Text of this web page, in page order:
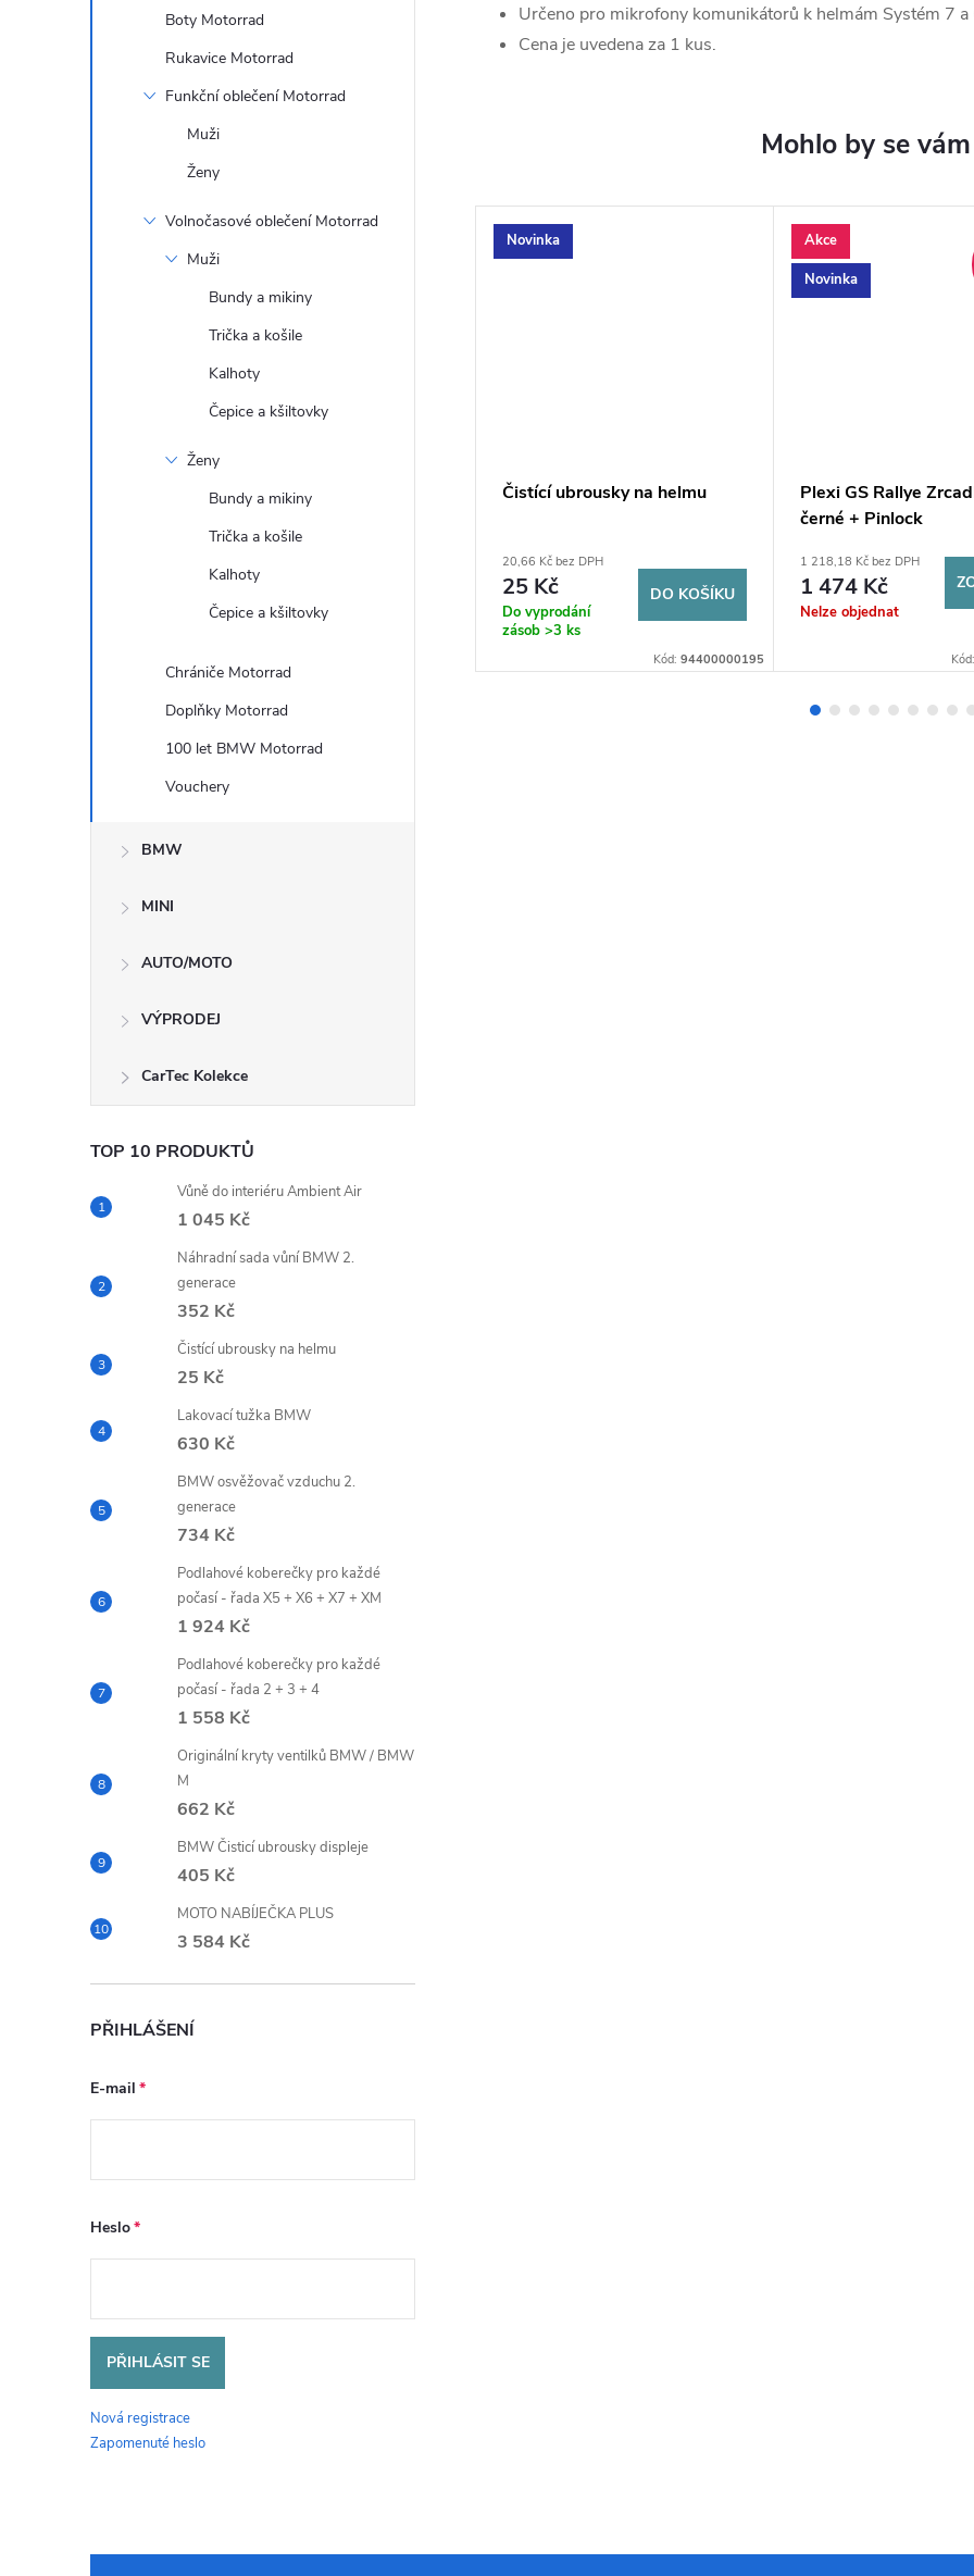
Boty Motorrad
Rukavice Motorrad
Funkční oblečení Motorrad
Muži
Ženy
Volnočasové oblečení Motorrad
Muži
Bundy a mikiny
Trička a košile
Kalhoty
Čepice a kšiltovky
Ženy
Bundy a mikiny
Trička a košile
Kalhoty
Čepice a kšiltovky
Chrániče Motorrad
Doplňky Motorrad
100 let BMW Motorrad
Vouchery
BMW
MINI
AUTO/MOTO
VÝPRODEJ
CarTec Kolekce
TOP 10 PRODUKTŮ
Vůně do interiéru Ambient Air
1 045 Kč
Náhradní sada vůní BMW 2.
generace
352 Kč
Čistící ubrousky na helmu
25 Kč
Lakovací tužka BMW
630 Kč
BMW osvěžovač vzduchu 2.
generace
734 Kč
Podlahové koberečky pro každé
počasí - řada X5 + X6 + X7 + XM
1 924 Kč
Podlahové koberečky pro každé
počasí - řada 2 + 3 + 4
1 558 Kč
Originální kryty ventilků BMW / BMW
M
662 Kč
BMW Čisticí ubrousky displeje
405 Kč
MOTO NABÍJEČKA PLUS
3 584 Kč
PŘIHLÁŠENÍ
E-mail
Heslo
PŘIHLÁSIT SE
Nová registrace
Zapomenuté heslo
Určeno pro mikrofony komunikátorů k helmám Systém 7 a
Cena je uvedena za 1 kus.
Pinlock - GS Carbon
873 Kč
Skladem1 ks
Novinka
Čistící ubrousky na helmu
20,66 Kč bez DPH
25 Kč
Do vyprodání
zásob >3 ks
DO KOŠÍKU
Kód: 94400000195
Akce
Novinka
Plexi GS Rallye
černé + Pinlock
1 218,18 Kč bez DPH
1 474 Kč
Nelze objednat
Kód: